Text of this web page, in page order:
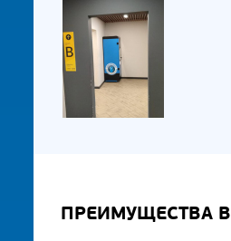
ПРЕИМУЩЕСТВА